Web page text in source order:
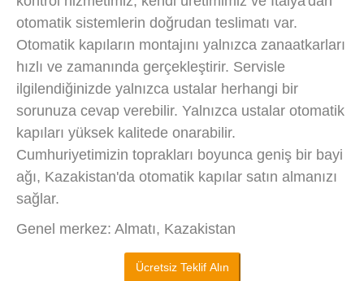
otomatik sistemlerin doğrudan teslimatı var.
Otomatik kapıların montajını yalnızca zanaatkarları
hızlı ve zamanında gerçekleştirir. Servisle
ilgilendiğinizde yalnızca ustalar herhangi bir
sorunuza cevap verebilir. Yalnızca ustalar otomatik
kapıları yüksek kalitede onarabilir.
Cumhuriyetimizin toprakları boyunca geniş bir bayi
ağı, Kazakistan'da otomatik kapılar satın almanızı
sağlar.
Genel merkez: Almatı, Kazakistan
Ücretsiz Teklif Alın